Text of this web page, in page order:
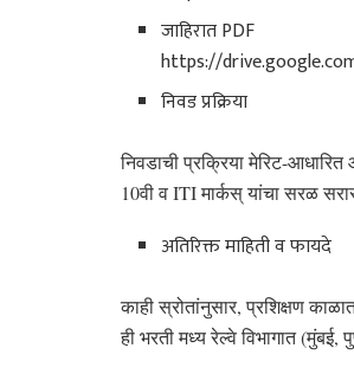
जाहिरात PDF
https://
निवड प्रक्रिया
निवडाची प्रक्रिया मेरिट-
10वी व ITI मार्कस् यांचा सरळ
अतिरिक्त माहिती व फायदे
काही स्रोतांनुसार, प्रशिक्षण
ही भरती मध्य रेल्वे विभागात